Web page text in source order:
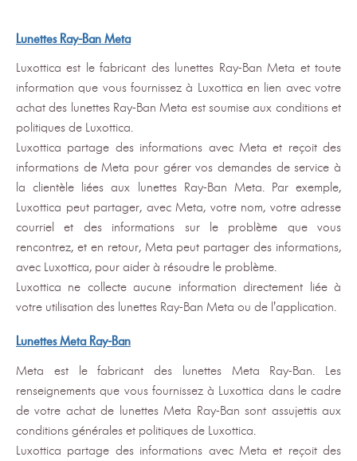
Lunettes Ray-Ban Meta
Luxottica est le fabricant des lunettes Ray-Ban Meta et toute
information que vous fournissez à Luxottica en lien avec votre
achat des lunettes Ray-Ban Meta est soumise aux conditions et
politiques de Luxottica.
Luxottica partage des informations avec Meta et reçoit des
informations de Meta pour gérer vos demandes de service à
la clientèle liées aux lunettes Ray-Ban Meta. Par exemple,
Luxottica peut partager, avec Meta, votre nom, votre adresse
courriel et des informations sur le problème que vous
rencontrez, et en retour, Meta peut partager des informations,
avec Luxottica, pour aider à résoudre le problème.
Luxottica ne collecte aucune information directement liée à
votre utilisation des lunettes Ray-Ban Meta ou de l'application.
Lunettes Meta Ray-Ban
Meta est le fabricant des lunettes Meta Ray-Ban. Les
renseignements que vous fournissez à Luxottica dans le cadre
de votre achat de lunettes Meta Ray-Ban sont assujettis aux
conditions générales et politiques de Luxottica.
Luxottica partage des informations avec Meta et reçoit des